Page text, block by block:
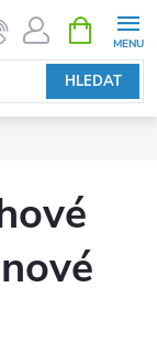
HLEDAT
NÁKUPNÍ
KOŠÍK